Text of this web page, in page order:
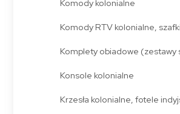
Komody kolonialne
Komody RTV kolonialne,
Komplety obiadowe (zestawy
Konsole kolonialne
Krzesła kolonialne, fotele